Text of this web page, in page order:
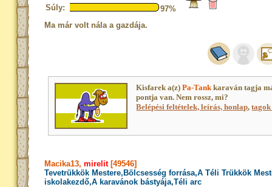
Súly:
97%
Ma már volt nála a gazdája.
Kisfarek a(z)Pa-Tankkaraván tagja
pontja van. Nem rossz, mi?
Belépési feltételek, leírás, honlap,
Macika13,mirelit[49546]
Tevetrükkök Mestere,Bölcsesség forrása,A Téli Trükkök
iskolakezdő,A karavánok bástyája,Téli arc